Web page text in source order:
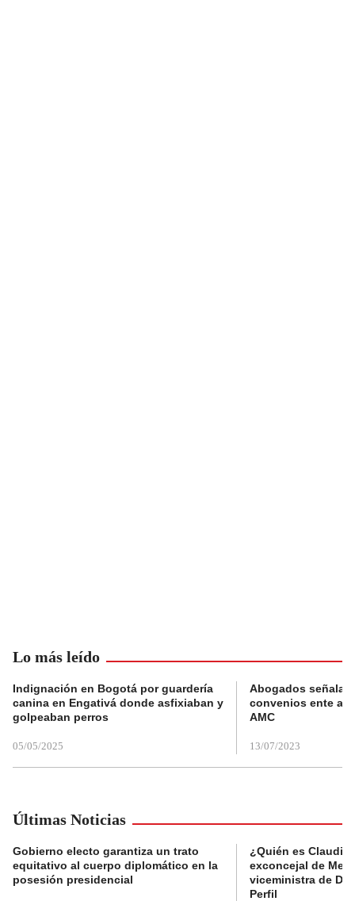
Lo más leído
Indignación en Bogotá por guardería
canina en Engativá donde asfixiaban y
golpeaban perros
05/05/2025
Abogados
convenios ente
AMC
13/07/2023
Últimas Noticias
Gobierno electo garantiza un trato
equitativo al cuerpo diplomático en la
posesión presidencial
¿Quién es Claudia
exconcejal de
viceministra de
Perfil